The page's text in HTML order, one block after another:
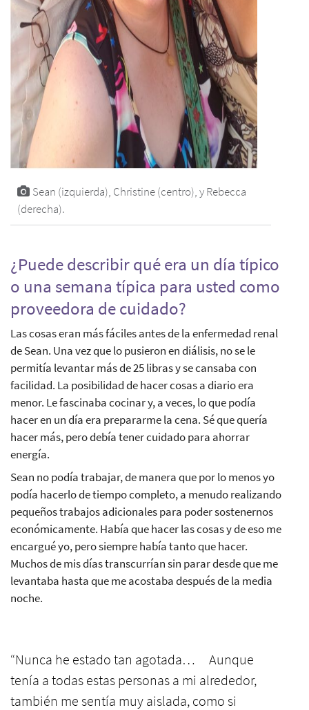
Sean (izquierda), Christine (centro), y Rebecca
(derecha).
¿Puede describir qué era un día típico
o una semana típica para usted como
proveedora de cuidado?
Las cosas eran más fáciles antes de la enfermedad renal
de Sean. Una vez que lo pusieron en diálisis, no se le
permitía levantar más de 25 libras y se cansaba con
facilidad. La posibilidad de hacer cosas a diario era
menor. Le fascinaba cocinar y, a veces, lo que podía
hacer en un día era prepararme la cena. Sé que quería
hacer más, pero debía tener cuidado para ahorrar
energía.
Sean no podía trabajar, de manera que por lo menos yo
podía hacerlo de tiempo completo, a menudo realizando
pequeños trabajos adicionales para poder sostenernos
económicamente. Había que hacer las cosas y de eso me
encargué yo, pero siempre había tanto que hacer.
Muchos de mis días transcurrían sin parar desde que me
levantaba hasta que me acostaba después de la media
noche.
“Nunca he estado tan agotada… Aunque
tenía a todas estas personas a mi alrededor,
también me sentía muy aislada, como si